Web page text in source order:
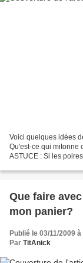
Voici quelques idées
Qu'est-ce qui mitonne
ASTUCE : Si les
Que faire
mon panier?
Publié le 03/11/2009
Par TitAnick